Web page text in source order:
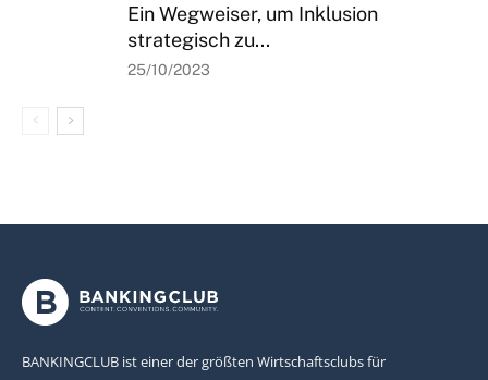
Ein Wegweiser, um Inklusion
strategisch zu...
25/10/2023
BANKINGCLUB ist einer der größten Wirtschaftsclubs für